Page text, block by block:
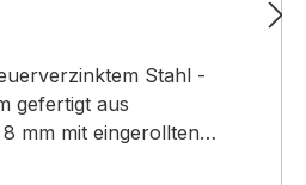
Stahl -
gefertigt aus
mm mit eingerollten